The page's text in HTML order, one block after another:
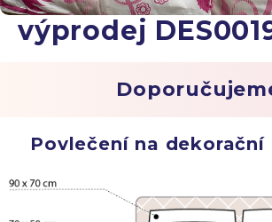
výprodej
Povlečení na